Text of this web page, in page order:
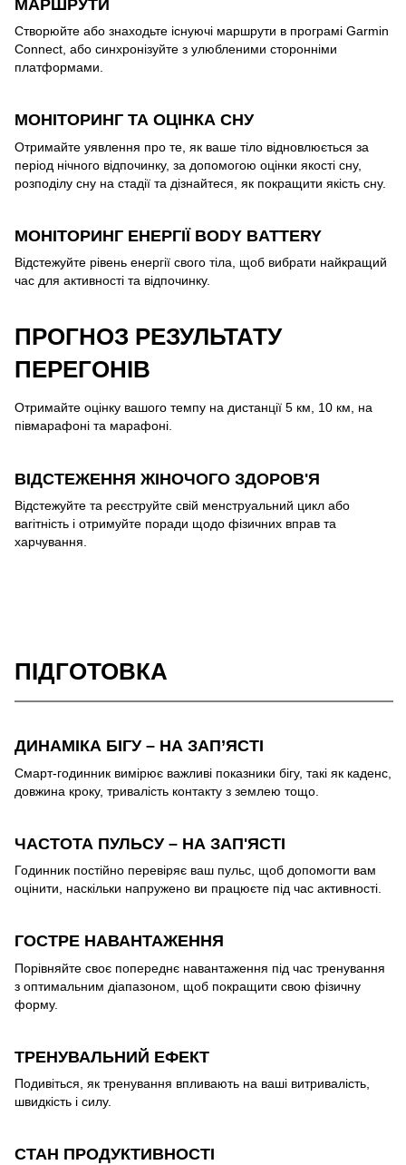
МАРШРУТИ
Створюйте або знаходьте існуючі маршрути в програмі Garmin
Connect, або синхронізуйте з улюбленими сторонніми
платформами.
МОНІТОРИНГ ТА ОЦІНКА СНУ
Отримайте уявлення про те, як ваше тіло відновлюється за
період нічного відпочинку, за допомогою оцінки якості сну,
розподілу сну на стадії та дізнайтеся, як покращити якість сну.
МОНІТОРИНГ ЕНЕРГІЇ BODY BATTERY
Відстежуйте рівень енергії свого тіла, щоб вибрати найкращий
час для активності та відпочинку.
ПРОГНОЗ РЕЗУЛЬТАТУ
ПЕРЕГОНІВ
Отримайте оцінку вашого темпу на дистанції 5 км, 10 км, на
півмарафоні та марафоні.
ВІДСТЕЖЕННЯ ЖІНОЧОГО ЗДОРОВ'Я
Відстежуйте та реєструйте свій менструальний цикл або
вагітність і отримуйте поради щодо фізичних вправ та
харчування.
ПІДГОТОВКА
ДИНАМІКА БІГУ – НА ЗАП’ЯСТІ
Смарт-годинник вимірює важливі показники бігу, такі як каденс,
довжина кроку, тривалість контакту з землею тощо.
ЧАСТОТА ПУЛЬСУ – НА ЗАП'ЯСТІ
Годинник постійно перевіряє ваш пульс, щоб допомогти вам
оцінити, наскільки напружено ви працюєте під час активності.
ГОСТРЕ НАВАНТАЖЕННЯ
Порівняйте своє попереднє навантаження під час тренування
з оптимальним діапазоном, щоб покращити свою фізичну
форму.
ТРЕНУВАЛЬНИЙ ЕФЕКТ
Подивіться, як тренування впливають на ваші витривалість,
швидкість і силу.
СТАН ПРОДУКТИВНОСТІ